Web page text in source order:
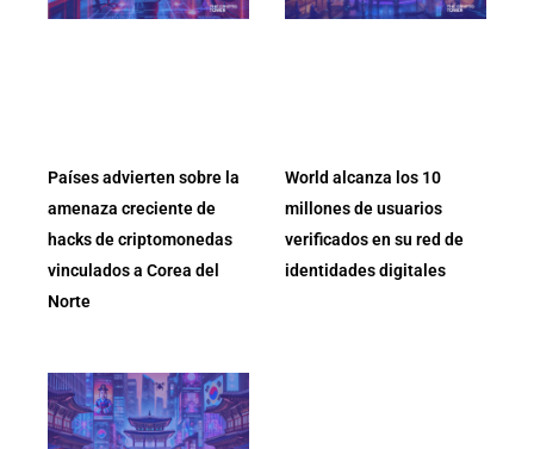
Países advierten sobre la
amenaza creciente de
hacks de criptomonedas
vinculados a Corea del
Norte
World alcanza los 10
millones de usuarios
verificados en su red de
identidades digitales